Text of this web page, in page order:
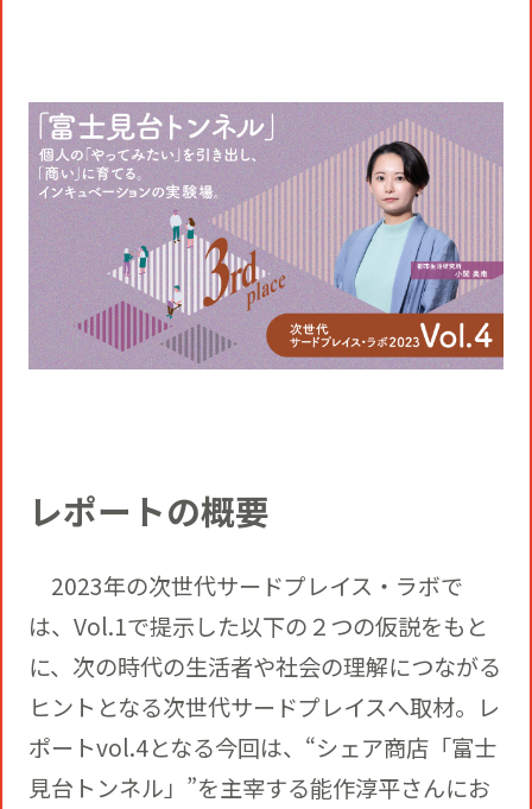
マーケティング
クリエイティブ
アクティベーション
環境
社会
ガバナンス
当社の歩み
役員一覧
本社・支社アクセス
通年採用
カムバック採用
障がい者採用
トップへ
レポートの概要
2023年の次世代サードプレイス・ラボで
は、Vol.1で提示した以下の２つの仮説をもと
に、次の時代の生活者や社会の理解につながる
ヒントとなる次世代サードプレイスへ取材。レ
ポートvol.4となる今回は、“シェア商店「富士
見台トンネル」”を主宰する能作淳平さんにお